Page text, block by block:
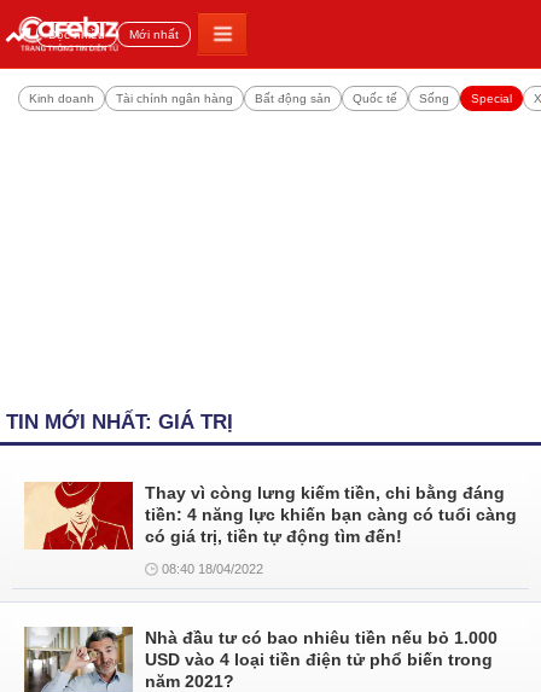
Đọc nhiều Mới nhất
Kinh doanh Tài chính ngân hàng Bất động sản Quốc tế Sống Special
TIN MỚI NHẤT: GIÁ TRỊ
Thay vì còng lưng kiếm tiền, chi bằng đáng
tiền: 4 năng lực khiến bạn càng có tuổi càng
có giá trị, tiền tự động tìm đến!
08:40 18/04/2022
Nhà đầu tư có bao nhiêu tiền nếu bỏ 1.000
USD vào 4 loại tiền điện tử phổ biến trong
năm 2021?